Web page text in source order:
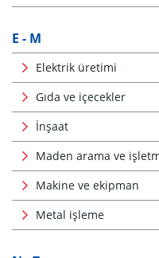
E - M
Elektrik üretimi
Gıda ve içecekler
İnşaat
Maden arama ve
Makine ve ekipman
Metal işleme